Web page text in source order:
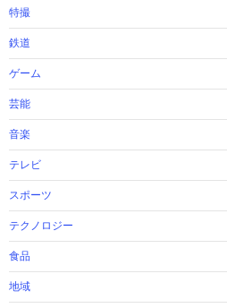
特撮
鉄道
ゲーム
芸能
音楽
テレビ
スポーツ
テクノロジー
食品
地域